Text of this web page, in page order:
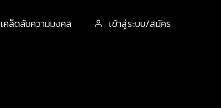
เคล็ดลับความมงคล เข้าสู่ระบบ/สมัคร